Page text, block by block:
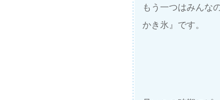
もう一つはみんな
かき氷』です。